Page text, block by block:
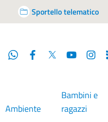
Sportello telematico
WhatsappFacebook
Twitter YouTube
Ambiente
Bambini e
ragazzi